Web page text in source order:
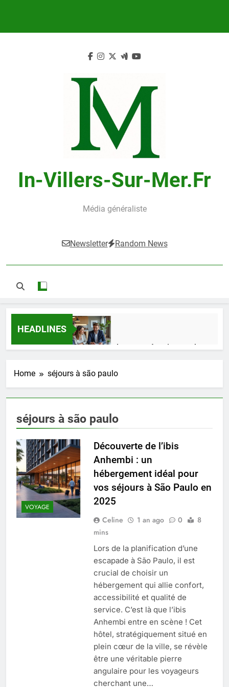
In-Villers-Sur-Mer.fr
Média généraliste
Newsletter Random News
HEADLINES
Guide complet pour réussir un achat
1 Semaine Ago
impact dans le domaine médical
4 Mois Ago
Quel est le salaire de Myriam Seurat en
2025 ?
4 Mois Ago
Okrami : comprendre ses
fonctionnalités clés et avantages
4 Mois Ago
Découvrez notre test d’orientation
gratuit spécialement conçu pour
collégiens et lycéens
4 Mois Ago
Liste complète des marques
rezoactif.com à connaître en 2025
Home séjours à são paulo
séjours à são paulo
VOYAGE
Découverte de l’ibis
Anhembi : un
hébergement idéal pour
vos séjours à São Paulo en
2025
Celine 1 an ago 0
8
mins
Lors de la planification d’une
escapade à São Paulo, il est
crucial de choisir un
hébergement qui allie confort,
accessibilité et qualité de
service. C’est là que l’ibis
Anhembi entre en scène ! Cet
hôtel, stratégiquement situé en
plein cœur de la ville, se révèle
être une véritable pierre
angulaire pour les voyageurs
cherchant une…